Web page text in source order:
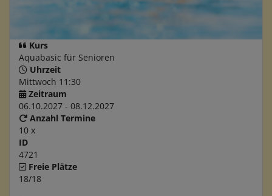
Kurs
Aquabasic für Senioren
Uhrzeit
Mittwoch 11:30
Zeitraum
06.10.2027 - 08.12.2027
Anzahl Termine
10 x
ID
4721
Freie Plätze
18/18